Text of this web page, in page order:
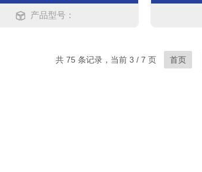
产品型号：
共 75 条记录，当前 3 / 7 页 首页